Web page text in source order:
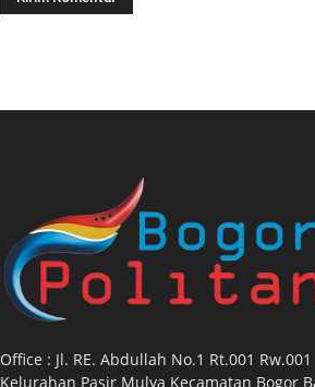
Office : Jl. RE. Abdullah No.1 Rt.001 Rw.001
Kelurahan Pasir Mulya Kecamatan Bogor